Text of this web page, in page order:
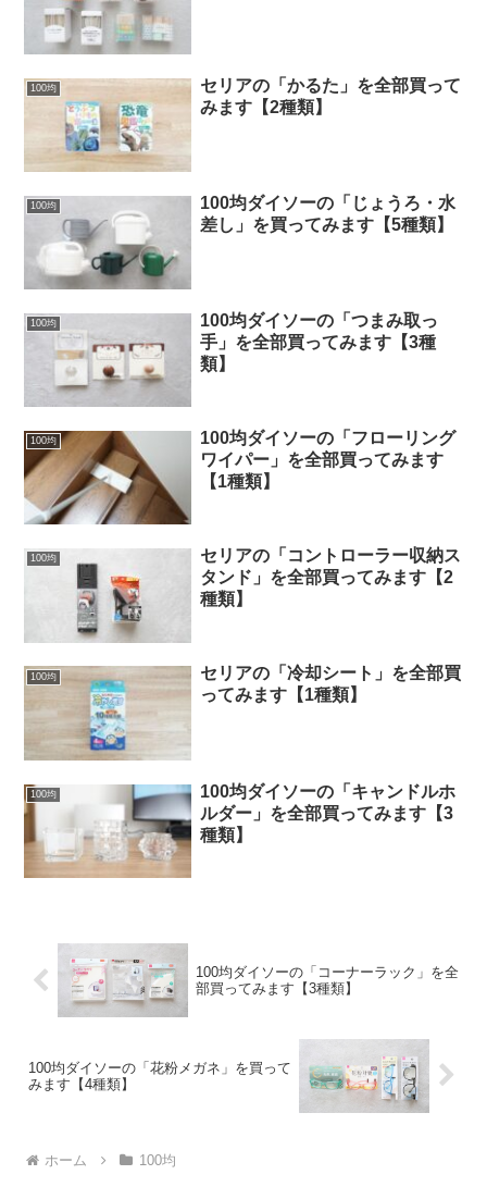
100均
セリアの「かるた」を全部買って
みます【2種類】
100均
100均ダイソーの「じょうろ・水
差し」を買ってみます【5種類】
100均
100均ダイソーの「つまみ取っ
手」を全部買ってみます【3種
類】
100均
100均ダイソーの「フローリング
ワイパー」を全部買ってみます
【1種類】
100均
セリアの「コントローラー収納ス
タンド」を全部買ってみます【2
種類】
100均
セリアの「冷却シート」を全部買
ってみます【1種類】
100均
100均ダイソーの「キャンドルホ
ルダー」を全部買ってみます【3
種類】
100均ダイソーの「コーナーラック」を全
部買ってみます【3種類】
100均ダイソーの「花粉メガネ」を買って
みます【4種類】
ホーム 100均